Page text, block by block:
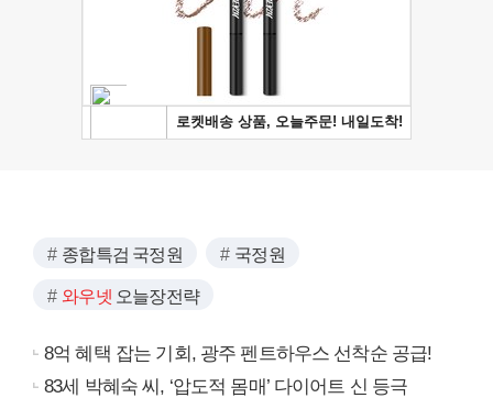
종합특검 국정원 국정원
와우넷 오늘장전략
8억 혜택 잡는 기회, 광주 펜트하우스 선착순 공급!
83세 박혜숙 씨, ‘압도적 몸매’ 다이어트 신 등극